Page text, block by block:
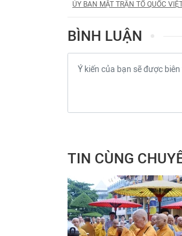
ỦY BAN MẶT TRẬN TỔ QUỐC
BÌNH LUẬN
TIN CÙNG